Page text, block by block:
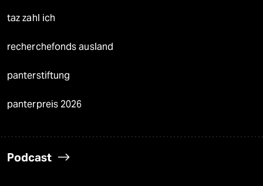
taz zahl ich
recherchefonds ausland
panterstiftung
panterpreis 2026
Podcast